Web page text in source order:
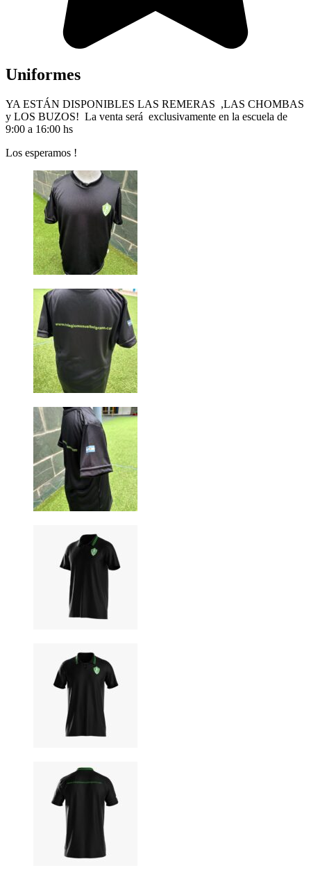
Uniformes
YA ESTÁN DISPONIBLES LAS REMERAS ,LAS CHOMBAS
y LOS BUZOS! La venta será exclusivamente en la escuela de
9:00 a 16:00 hs
Los esperamos !